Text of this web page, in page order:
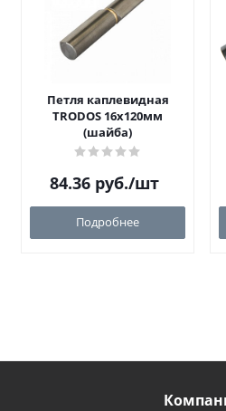
Петля каплевидная
TRODOS 16х120мм
(шайба)
84.36 руб./шт
Подробнее